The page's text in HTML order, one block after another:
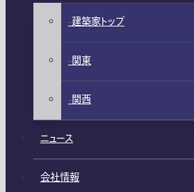
建築家トップ
関東
関西
ニュース
会社情報